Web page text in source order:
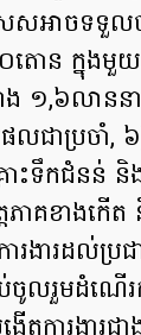
េសអាចទទួល
ោន ក្នុងមួយ
ង ១,៦លាន
លជាប្រចាំ,
ទឹកជំនន់ និង
ភាគខាងកើ
រងារដល់ប្រ
ចូលរួមដំណើរ